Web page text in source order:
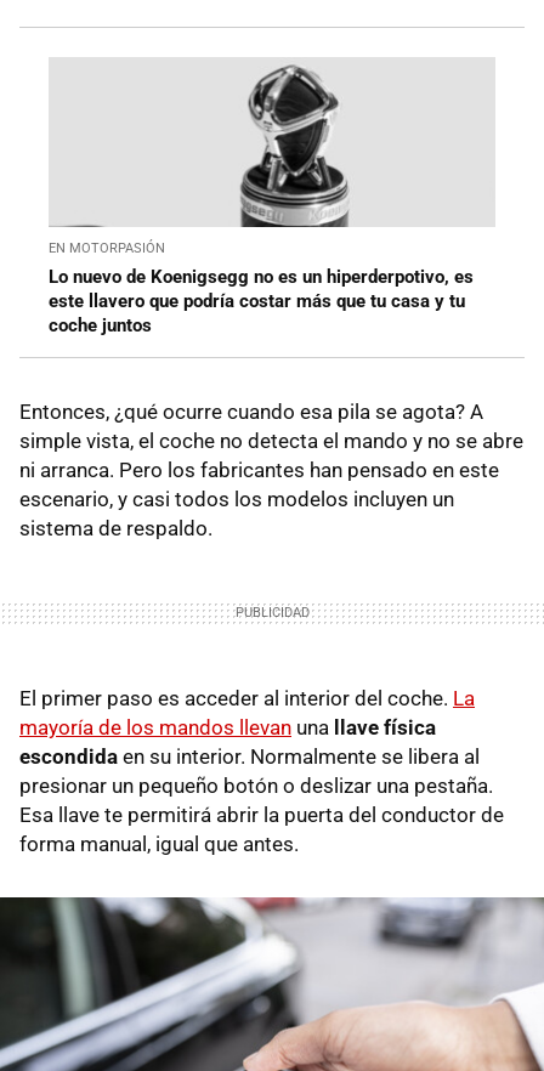
EN MOTORPASIÓN
Lo nuevo de Koenigsegg no es un hiperderpotivo, es
este llavero que podría costar más que tu casa y tu
coche juntos
Entonces, ¿qué ocurre cuando esa pila se agota? A
simple vista, el coche no detecta el mando y no se abre
ni arranca. Pero los fabricantes han pensado en este
escenario, y casi todos los modelos incluyen un
sistema de respaldo.
El primer paso es acceder al interior del coche. La
mayoría de los mandos llevan una llave física
escondida en su interior. Normalmente se libera al
presionar un pequeño botón o deslizar una pestaña.
Esa llave te permitirá abrir la puerta del conductor de
forma manual, igual que antes.